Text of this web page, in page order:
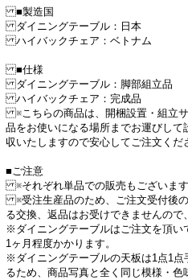
■製造国
ダイニングテーブル：日本
ハイバックチェア：ベトナム
■仕様
ダイニングテーブル：脚部組立品
ハイバックチェア：完成品
※こちらの商品は、開梱設置・組立
品をお使いになる場所までお運びし
収いたしますので安心してご注文くだ
■ご注意
※それぞれ単品での販売もございます
※受注生産品のため、ご注文受付後
る交換、返品はお受けできませんので
※ダイニングテーブルはご注文を頂い
1ヶ月程度かかります。
※ダイニングテーブルの天板は1点1
るため、商品写真と全く同じ模様・